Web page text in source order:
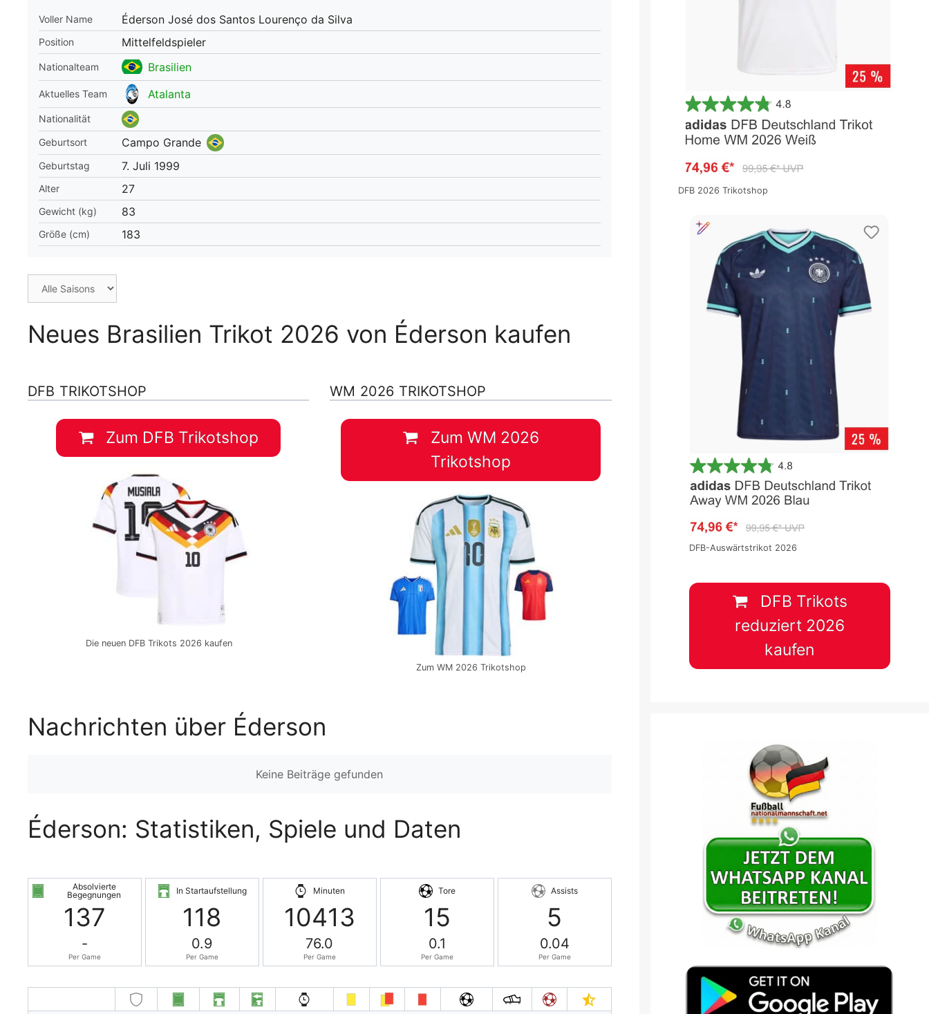
WM 2026 Spielplan Excel – kostenlos
downloaden & automatisch ausfüllen
Voller Name Éderson José dos Santos Lourenço da Silva
Position Mittelfeldspieler
Nationalteam Brasilien
Aktuelles Team Atalanta
Nationalität
Geburtsort
Campo Grande
Geburtstag 7. Juli 1999
Alter 27
Gewicht (kg) 83
Größe (cm) 183
Neues Brasilien Trikot 2026 von Éderson kaufen
DFB TRIKOTSHOP
Zum DFB Trikotshop
Die neuen DFB Trikots 2026 kaufen
WM 2026 TRIKOTSHOP
Zum WM 2026
Trikotshop
Zum WM 2026 Trikotshop
Nachrichten über Éderson
Keine Beiträge gefunden
Éderson: Statistiken, Spiele und Daten
Absolvierte
Begegnungen
137
-
Per Game
In Startaufstellung
118
0.9
Per Game
Minuten
10413
76.0
Per Game
Tore
15
0.1
Per Game
Assists
5
0.04
Per Game
DFB 2026 Trikotshop
DFB-Auswärtstrikot 2026
DFB Trikots
reduziert 2026
kaufen